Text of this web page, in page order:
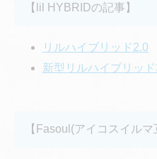
【lil HYBRIDの記事】
リルハイブリッド2.0
新型リルハイブリッド
【Fasoul(アイコスイルマ